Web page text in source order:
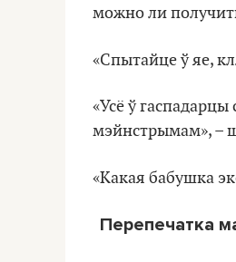
можно ли
«Спытайце ў яе,
«Усё ў гаспадарцы
мэйнстрымам», –
«Какая бабушка
Перепечатка